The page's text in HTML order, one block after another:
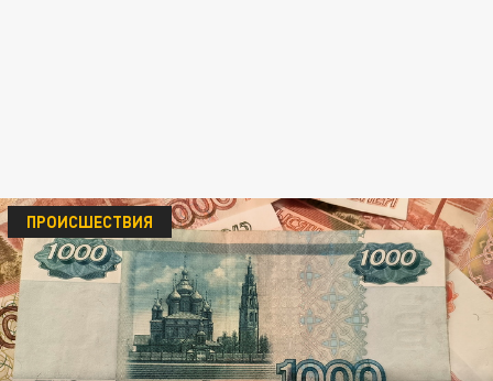
ПРОИСШЕСТВИЯ